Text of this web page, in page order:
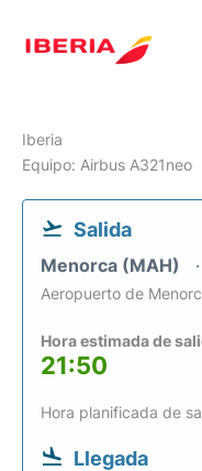
Iberia
Equipo: Airbus A321neo
Salida
Menorca (MAH)
Aeropuerto de
Hora estimada de
21:50
Hora planificada de
Llegada